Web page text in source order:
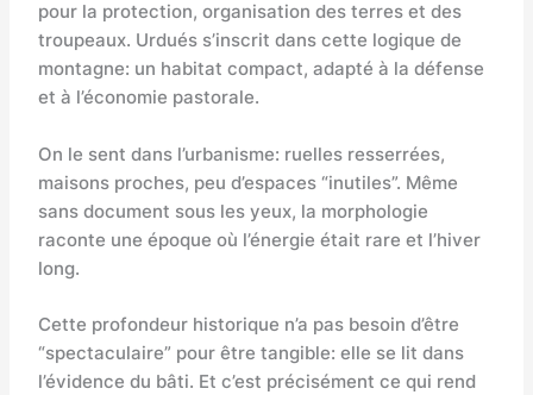
pour la protection, organisation des terres et des
troupeaux. Urdués s’inscrit dans cette logique de
montagne: un habitat compact, adapté à la défense
et à l’économie pastorale.
On le sent dans l’urbanisme: ruelles resserrées,
maisons proches, peu d’espaces “inutiles”. Même
sans document sous les yeux, la morphologie
raconte une époque où l’énergie était rare et l’hiver
long.
Cette profondeur historique n’a pas besoin d’être
“spectaculaire” pour être tangible: elle se lit dans
l’évidence du bâti. Et c’est précisément ce qui rend